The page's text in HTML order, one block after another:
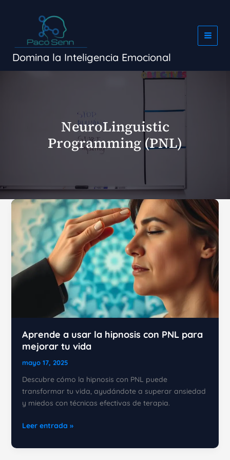
Domina la Inteligencia Emocional
NeuroLinguistic
Programming (PNL)
Aprende a usar la hipnosis con PNL para
mejorar tu vida
mayo 17, 2025
Descubre cómo la hipnosis con PNL puede
transformar tu vida, ayudándote a superar ansiedad
y miedos con técnicas efectivas de terapia.
Aprende
usar
Leer entrada »